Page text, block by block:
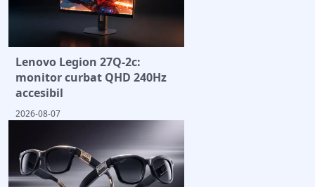
Lenovo Legion 27Q-2c:
monitor curbat QHD 240Hz
accesibil
2026-08-07